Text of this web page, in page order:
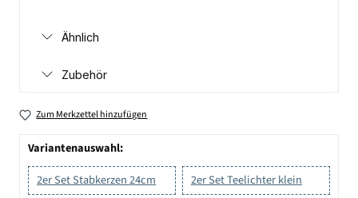
Ähnlich
Zubehör
Zum Merkzettel hinzufügen
Variantenauswahl:
2er Set Stabkerzen 24cm
2er Set Teelichter klein